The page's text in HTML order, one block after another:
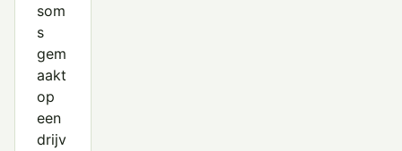
som
s
gem
aakt
op
een
drijv